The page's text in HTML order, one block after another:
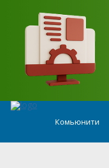
Комьюнити